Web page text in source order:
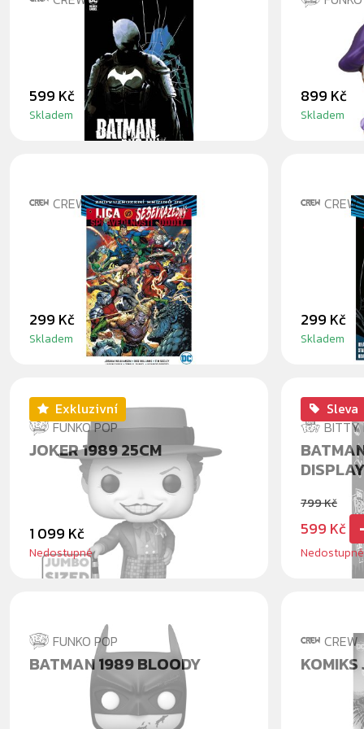
KOMIKS BATMAN: DVOJNÍK
599 Kč
Skladem
CHASE
899 Kč
Skladem
CREW
KOMIKS LIGA
SPRAVEDLNOSTI VS.
SEBEVRAŽEDNÝ ODDÍL 1
299 Kč
Skladem
CREW
299 Kč
Skladem
FUNKO POP
JOKER 1989 25CM
Exkluzivní
1 099 Kč
Nedostupné
BITTY
DISPLAY
Sleva
799 Kč
599 Kč
Nedostupné
FUNKO POP
BATMAN 1989 BLOODY
CREW
KOMIKS